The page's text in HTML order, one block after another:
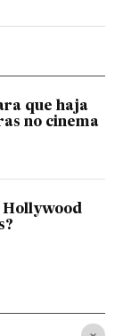
que haja
no cinema
Hollywood